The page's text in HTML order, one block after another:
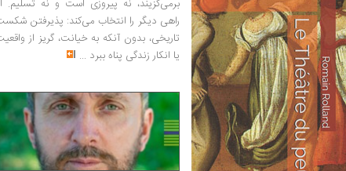
برمی‌گزیند، نه پیروزی است و نه تسلیم.
راهی دیگر را انتخاب می‌کند: پذیرفتن
تاریخی، بدون آنکه به خیانت، گریز از
یا انکار زندگی پناه ببرد ...